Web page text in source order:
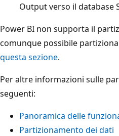
Output verso il database
Power BI non supporta il
comunque possibile
questa sezione.
Per altre informazioni sulle
seguenti:
Panoramica delle
Partizionamento dei dati